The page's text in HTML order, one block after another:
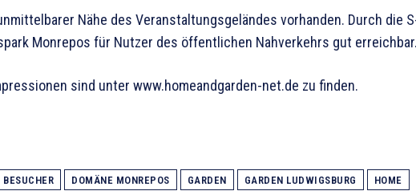
Nähe des Veranstaltungsgeländes vorhanden. Durch die
Monrepos für Nutzer des öffentlichen Nahverkehrs gut erreichbar.
sind unter www.homeandgarden-net.de zu finden.
BESUCHER DOMÄNE MONREPOS GARDEN GARDEN LUDWIGSBURG
HOME